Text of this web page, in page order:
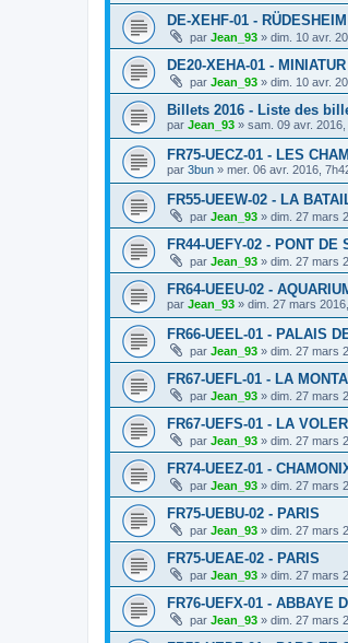
DE-XEHF-01 -
par Jean_93 » dim. 10 avr.
DE20-XEHA-01 -
par Jean_93 » dim. 10 avr.
Billets 2016 - Liste des
par Jean_93 » sam. 09 avr.
FR75-UECZ-01 - LES
par 3bun » mer. 06 avr. 2016,
FR55-UEEW-02 - LA
par Jean_93 » dim. 27 mars
FR44-UEFY-02 - PONT DE
par Jean_93 » dim. 27 mars
FR64-UEEU-02 -
par Jean_93 » dim. 27 mars
FR66-UEEL-01 - PALAIS
par Jean_93 » dim. 27 mars
FR67-UEFL-01 - LA
par Jean_93 » dim. 27 mars
FR67-UEFS-01 - LA
par Jean_93 » dim. 27 mars
FR74-UEEZ-01 -
par Jean_93 » dim. 27 mars
FR75-UEBU-02 - PARIS
par Jean_93 » dim. 27 mars
FR75-UEAE-02 - PARIS
par Jean_93 » dim. 27 mars
FR76-UEFX-01 - ABBAYE
par Jean_93 » dim. 27 mars